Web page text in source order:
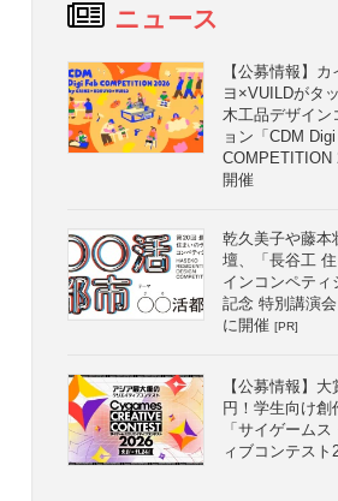
ニュース
【公募情報】
ヨ×VUILDがタ
木工品デザイン
ョン「CDM
COMPETITION
開催
乾久美子や藤本
壇、「長谷工
インコンペティ
記念 特別講演
に開催 [PR]
【公募情報】
円！学生向け創
「サイゲーム
ィブコンテスト